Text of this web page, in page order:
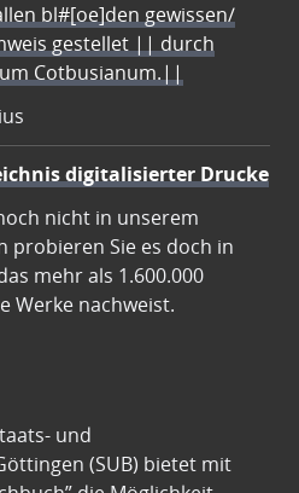
bl#[oe]den gewissen/
gestellet || durch
Cotbusianum.||
digitalisierter Drucke
nicht in unserem
probieren Sie es doch in
mehr als 1.600.000
Werke nachweist.
und
(SUB) bietet mit